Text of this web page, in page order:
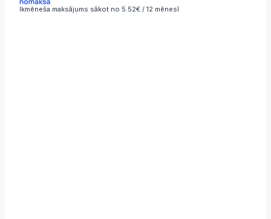
Ikmēneša maksājums sākot no 5.52€ / 12 mēnesī